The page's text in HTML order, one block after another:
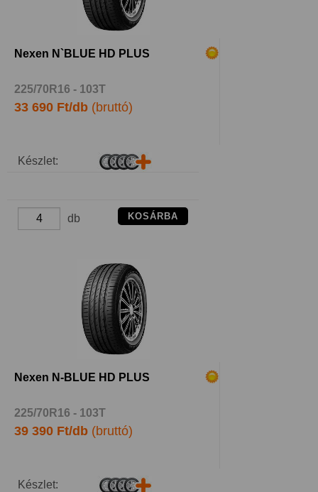
Nexen N`BLUE HD PLUS
225/70R16 - 103T
33 690 Ft/db (bruttó)
Készlet:
db KOSÁRBA
Nexen N-BLUE HD PLUS
225/70R16 - 103T
39 390 Ft/db (bruttó)
Készlet: